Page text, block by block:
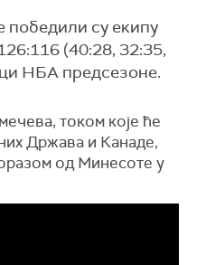
су екипу
(40:28, 32:35,
НБА предсезоне.
током које ће
Држава и Канаде,
од Минесоте у